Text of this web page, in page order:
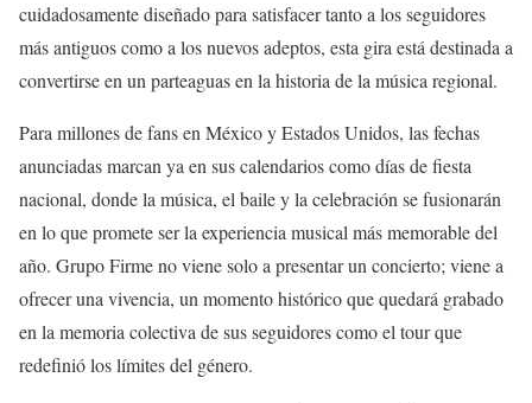
cuidadosamente diseñado para satisfacer tanto a los seguidores
más antiguos como a los nuevos adeptos, esta gira está destinada a
convertirse en un parteaguas en la historia de la música regional.
Para millones de fans en México y Estados Unidos, las fechas
anunciadas marcan ya en sus calendarios como días de fiesta
nacional, donde la música, el baile y la celebración se fusionarán
en lo que promete ser la experiencia musical más memorable del
año. Grupo Firme no viene solo a presentar un concierto; viene a
ofrecer una vivencia, un momento histórico que quedará grabado
en la memoria colectiva de sus seguidores como el tour que
redefinió los límites del género.